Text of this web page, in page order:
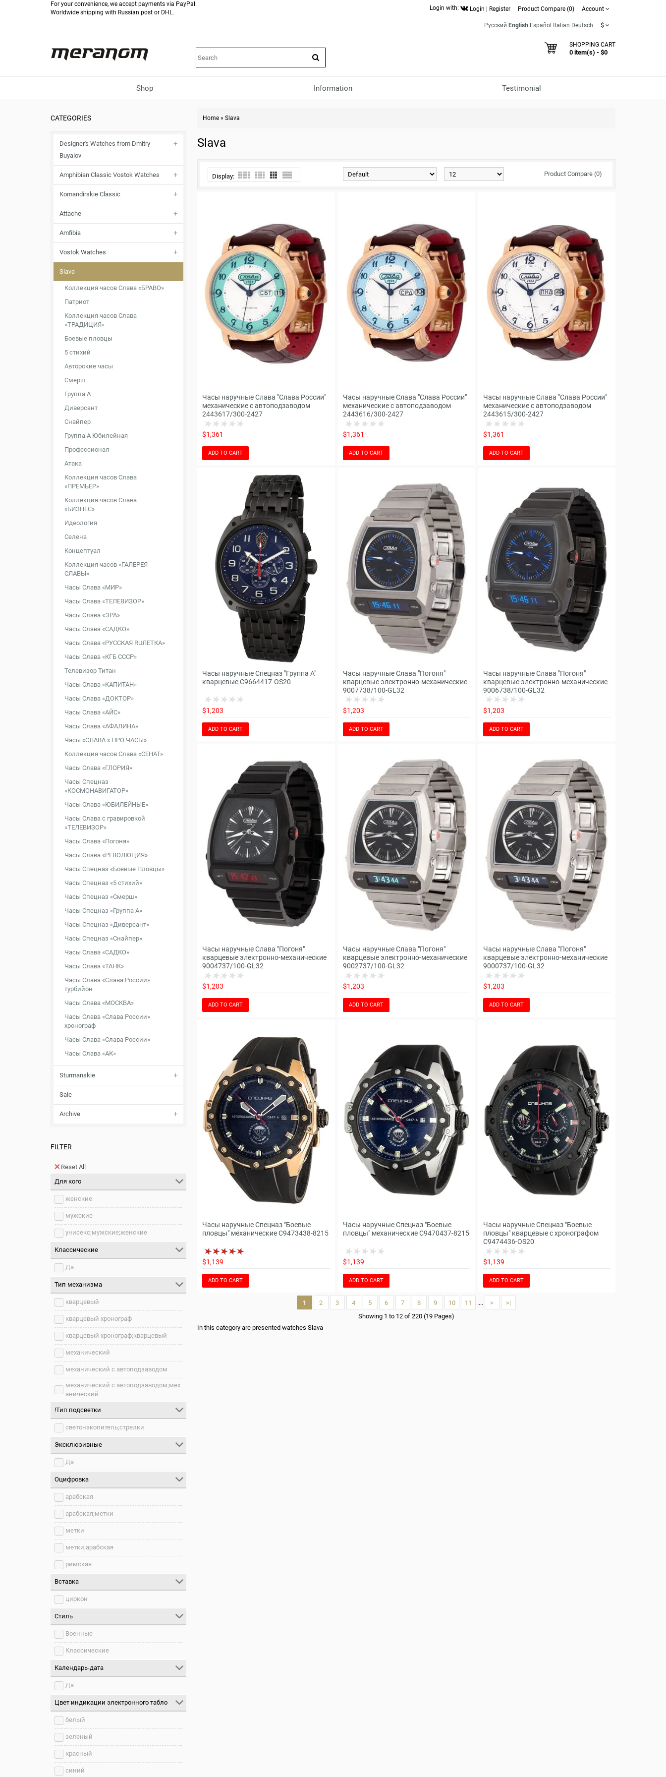
For your convenience, we accept payments via PayPal.
Worldwide shipping with Russian post or DHL.
Login with: Login Register Product Compare (0) Account
Русский English Español Italian Deutsch $
SHOPPING CART
0 item(s) - $0
Shop Information Testimonial
CATEGORIES
Designer's Watches from Dmitry
Buyalov
Amphibian Classic Vostok Watches
Komandirskie Classic
Attache
Amfibia
Vostok Watches
Slava
Коллекция часов Слава «БРАВО»
Патриот
Коллекция часов Слава
«ТРАДИЦИЯ»
Боевые пловцы
5 стихий
Авторские часы
Смерш
Группа А
Диверсант
Снайпер
Группа А Юбилейная
Профессионал
Атака
Коллекция часов Слава
«ПРЕМЬЕР»
Коллекция часов Слава
«БИЗНЕС»
Идеология
Селена
Концептуал
Коллекция часов «ГАЛЕРЕЯ
СЛАВЫ»
Часы Слава «МИР»
Часы Слава «ТЕЛЕВИЗОР»
Часы Слава «ЭРА»
Часы Слава «САДКО»
Часы Слава «РУССКАЯ RUЛЕТКА»
Часы Слава «КГБ СССР»
Телевизор Титан
Часы Слава «КАПИТАН»
Часы Слава «ДОКТОР»
Часы Слава «АЙС»
Часы Слава «АФАЛИНА»
Часы «СЛАВА х ПРО ЧАСЫ»
Коллекция часов Слава «СЕНАТ»
Часы Слава «ГЛОРИЯ»
Часы Спецназ
«КОСМОНАВИГАТОР»
Часы Слава «ЮБИЛЕЙНЫЕ»
Часы Слава с гравировкой
«ТЕЛЕВИЗОР»
Часы Слава «Погоня»
Часы Слава «РЕВОЛЮЦИЯ»
Часы Спецназ «Боевые Пловцы»
Часы Спецназ «5 стихий»
Часы Спецназ «Смерш»
Часы Спецназ «Группа А»
Часы Спецназ «Диверсант»
Часы Спецназ «Снайпер»
Часы Слава «САДКО»
Часы Слава «ТАНК»
Часы Слава «Слава России»
турбийон
Часы Слава «МОСКВА»
Часы Слава «Слава России»
хронограф
Часы Слава «Слава России»
Часы Слава «АК»
Sturmanskie
Sale
Archive
FILTER
Reset All
Для кого
женские
мужские
унисекс;мужские;женские
Классические
Да
Тип механизма
кварцевый
кварцевый хронограф
кварцевый хронограф;кварцевый
механический
механический с автоподзаводом
механический с автоподзаводом;мех
анический
!Тип подсветки
светонакопитель;стрелки
Эксклюзивные
Да
Оцифровка
арабская
арабская;метки
метки
метки;арабская
римская
Вставка
циркон
Стиль
Военные
Классические
Календарь-дата
Да
Цвет индикации электронного табло
белый
зеленый
красный
синий
Home »Slava
Slava
Display: Product Compare (0)
Часы наручные Слава "Слава России"
механические с автоподзаводом
2443617/300-2427
$1,361
ADD TO CART
Часы наручные Слава "Слава России"
механические с автоподзаводом
2443616/300-2427
$1,361
ADD TO CART
Часы наручные Слава "Слава России"
механические с автоподзаводом
2443615/300-2427
$1,361
ADD TO CART
Часы наручные Спецназ "Группа А"
кварцевые С9664417-OS20
$1,203
ADD TO CART
Часы наручные Слава "Погоня"
кварцевые электронно-механические
9007738/100-GL32
$1,203
ADD TO CART
Часы наручные Слава "Погоня"
кварцевые электронно-механические
9006738/100-GL32
$1,203
ADD TO CART
Часы наручные Слава "Погоня"
кварцевые электронно-механические
9004737/100-GL32
$1,203
ADD TO CART
Часы наручные Слава "Погоня"
кварцевые электронно-механические
9002737/100-GL32
$1,203
ADD TO CART
Часы наручные Слава "Погоня"
кварцевые электронно-механические
9000737/100-GL32
$1,203
ADD TO CART
Часы наручные Спецназ "Боевые
пловцы" механические С9473438-8215
$1,139
ADD TO CART
Часы наручные Спецназ "Боевые
пловцы" механические С9470437-8215
$1,139
ADD TO CART
Часы наручные Спецназ "Боевые
пловцы" кварцевые с хронографом
С9474436-OS20
$1,139
ADD TO CART
1 2 3 4 5 6 7 8 9 10 11 .... >
>|
Showing 1 to 12 of 220 (19 Pages)
In this category are presented watches Slava